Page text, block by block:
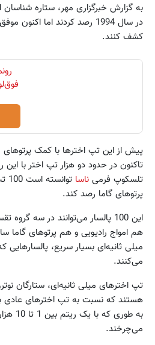
به گزارش خبرگزاری مهر، ستاره شناسان
در سال 1994 رصد کردند اما
کشف کنند.
پیش از این تپ اخترها با کمک
تاکنون در حدود دو هزار تپ اختر با
تلسکوپ فرمی ناسا
پرتوهای گاما رصد کند.
این 100 پالسار می‌توانند در سه
هم امواج رادیویی و هم پرتوهای گاما
میلی ثانیه‌ای بسیار سریع، پالسارهایی
می‌کنند.
تپ اخترهای میلی ثانیه‌ای، ستارگان
هستند که نسبت به تپ اخترهای عادی
به
می‌چرخند.